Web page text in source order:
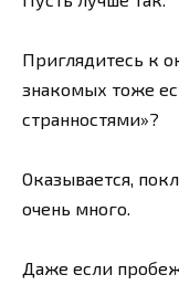
Приглядитесь к
знакомых тоже
странностями»?
Оказывается,
очень много.
Даже если